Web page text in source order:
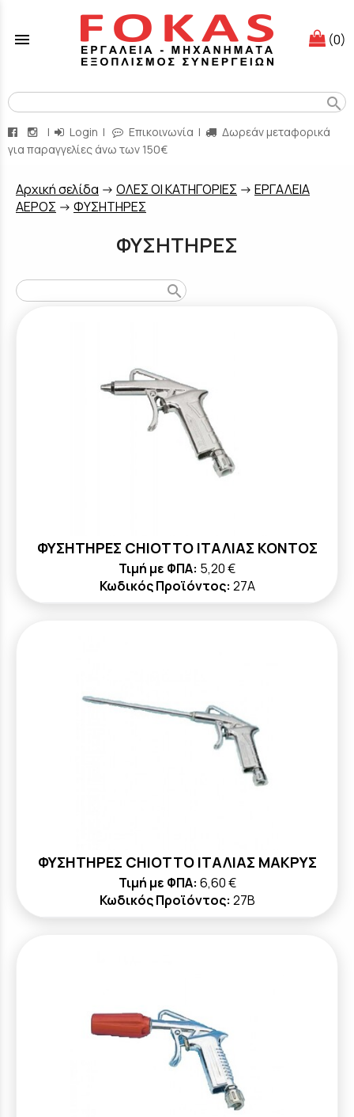
menu (0)
search
| Login | Επικοινωνία |
Δωρεάν μεταφορικά
για παραγγελίες άνω των 150€
Aρχική σελίδα -> ΟΛΕΣ ΟΙ ΚΑΤΗΓΟΡΙΕΣ -> ΕΡΓΑΛΕΙΑ
ΑΕΡΟΣ -> ΦΥΣΗΤΗΡΕΣ
ΦΥΣΗΤΗΡΕΣ
search
ΦΥΣΗΤΗΡΕΣ CHIOTTO ΙΤΑΛΙΑΣ ΚΟΝΤΟΣ
Τιμή με ΦΠΑ: 5,20 €
Κωδικός Προϊόντος: 27A
ΦΥΣΗΤΗΡΕΣ CHIOTTO ΙΤΑΛΙΑΣ ΜΑΚΡΥΣ
Τιμή με ΦΠΑ: 6,60 €
Κωδικός Προϊόντος: 27Β